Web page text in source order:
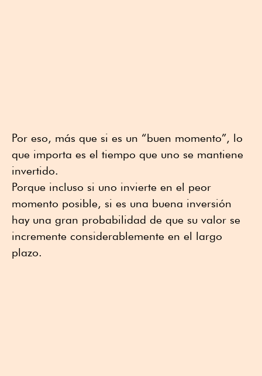
Por eso, más que si es un “buen momento”, lo
que importa es el tiempo que uno se mantiene
invertido.
Porque incluso si uno invierte en el peor
momento posible, si es una buena inversión
hay una gran probabilidad de que su valor se
incremente considerablemente en el largo
plazo.